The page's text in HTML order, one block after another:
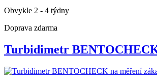
Obvykle 2 - 4 týdny
Doprava zdarma
Turbidimetr